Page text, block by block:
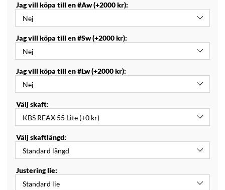
Jag vill köpa till en #Aw (+2000 kr):
Jag vill köpa till en #Sw (+2000 kr):
Jag vill köpa till en #Lw (+2000 kr):
Välj skaft:
Välj skaftlängd:
Justering lie: